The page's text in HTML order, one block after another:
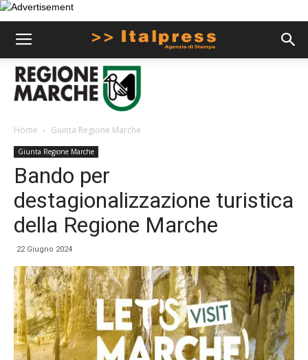
Home Giunta Regione Marche
Giunta Regione Marche
Bando per
destagionalizzazione turistica
della Regione Marche
22 Giugno 2024